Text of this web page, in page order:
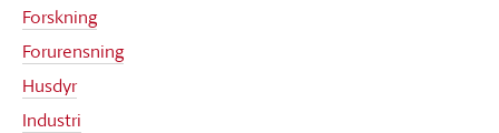
Forskning
Forurensning
Husdyr
Industri